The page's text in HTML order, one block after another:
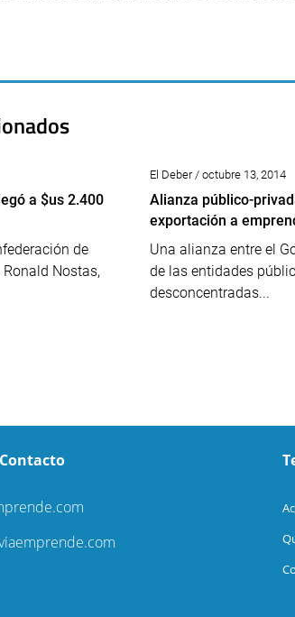
a $us 2.400
de
Nostas,
El Deber / octubre 13, 2014
Alianza público-
exportación a
Una alianza entre el
de las entidades
desconcentradas...